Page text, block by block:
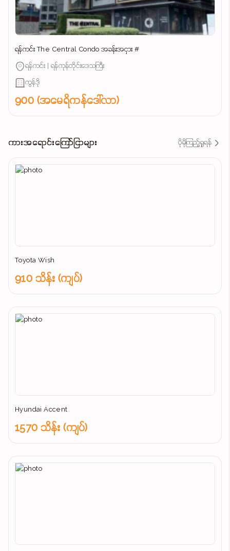
ရန်ကင်း The Central Condo အခန်းအငှား #
ရန်ကင်း | ရန်ကုန်တိုင်းဒေသကြီး
ကွန်ဒို
900 (အမေရိကန်ဒေါ်လာ)
ကားအရောင်းကြော်ငြာများ ပိုမိုကြည့်ရှုရန်
Toyota Wish
910 သိန်း (ကျပ်)
Hyundai Accent
1570 သိန်း (ကျပ်)